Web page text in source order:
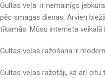
Gultas veļa ir nemainīgs
pēc smagas dienas. Arvien
tīkamās. Mūsu interneta
Gultas veļas ražošana ir
Gultas veļas ražotāji, kā arī citu